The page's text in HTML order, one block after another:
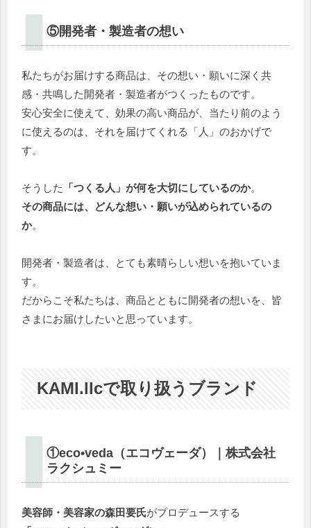
⑤開発者・製造者の想い
私たちがお届けする商品は、その想い・願いに深く共
感・共鳴した開発者・製造者がつくったものです。
安心安全に使えて、効果の高い商品が、当たり前のよう
に使えるのは、それを届けてくれる「人」のおかげで
す。
そうした 「つくる人」が何を大切にしているのか。
その商品には、どんな想い・願いが込められているの
か。
開発者・製造者は、とても素晴らしい想いを抱いていま
す。
だからこそ私たちは、商品とともに開発者の想いを、皆
さまにお届けしたいと思っています。
KAMI.llcで取り扱うブランド
①eco•veda（エコヴェーダ）｜株式会社
ラクシュミー
美容師・美容家の森田要氏がプロデュースする